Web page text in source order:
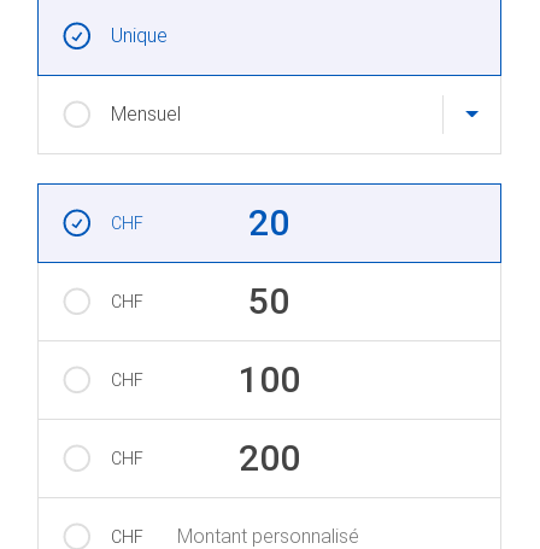
Unique
Mensuel
CHF 20
CHF 50
CHF 100
CHF 200
CHF Montant personnalisé